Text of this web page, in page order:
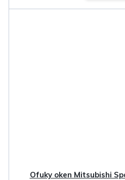
Ofuky oken Mitsubishi